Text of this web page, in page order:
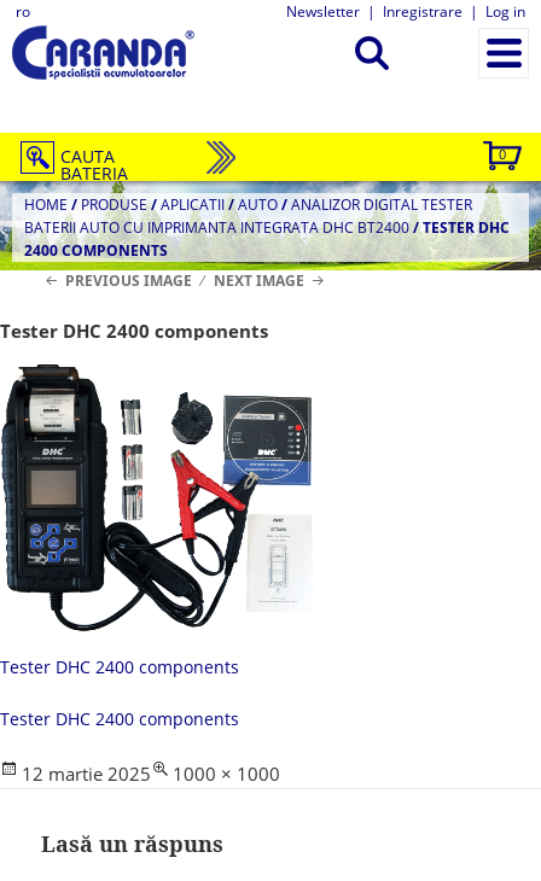
ro Newsletter | Inregistrare | Log in
0
CAUTA
BATERIA
HOME / PRODUSE/APLICATII/AUTO/ANALIZOR DIGITAL TESTER
BATERII AUTO CU IMPRIMANTA INTEGRATA DHC BT2400/TESTER DHC
2400 COMPONENTS
PREVIOUS IMAGE
NEXT IMAGE
Tester DHC 2400 components
Tester DHC 2400 components
Tester DHC 2400 components
Posted
12 martie 2025
Full
1000 × 1000
Lasă un răspuns